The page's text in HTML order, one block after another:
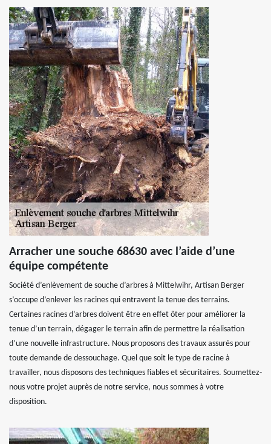
Arracher une souche 68630 avec l’aide d’une
équipe compétente
Société d’enlèvement de souche d’arbres à Mittelwihr, Artisan Berger
s’occupe d’enlever les racines qui entravent la tenue des terrains.
Certaines racines d’arbres doivent être en effet ôter pour améliorer la
tenue d’un terrain, dégager le terrain afin de permettre la réalisation
d’une nouvelle infrastructure. Nous proposons des travaux assurés pour
toute demande de dessouchage. Quel que soit le type de racine à
travailler, nous disposons des techniques fiables et sécuritaires. Soumettez-
nous votre projet auprès de notre service, nous sommes à votre
disposition.